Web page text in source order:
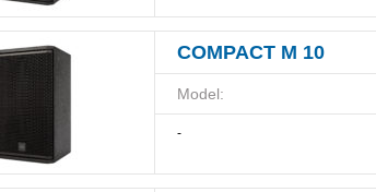
COMPACT M 10
Model:
-